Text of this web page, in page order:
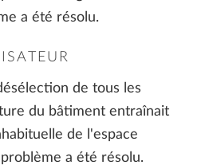
a été résolu.
de tous les
du bâtiment entraînait
de l'espace
a été résolu.